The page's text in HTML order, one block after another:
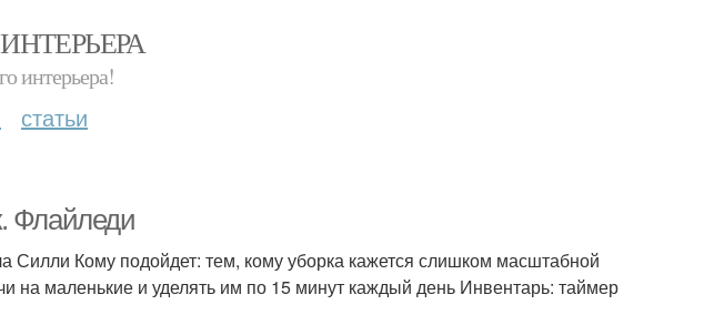
интерьера!
статьи
Флайледи
Силли Кому подойдет: тем, кому уборка кажется слишком масштабной
на маленькие и уделять им по 15 минут каждый день Инвентарь: таймер